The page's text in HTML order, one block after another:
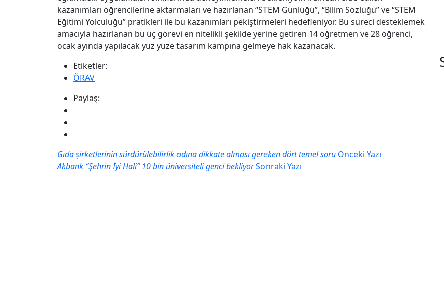
kazanımları öğrencilerine aktarmaları ve hazırlanan “STEM Günlüğü”, “Bilim Sözlüğü” ve “STEM
Eğitimi Yolculuğu” pratikleri ile bu kazanımları pekiştirmeleri hedefleniyor. Bu süreci desteklemek
amacıyla hazırlanan bu üç görevi en nitelikli şekilde yerine getiren 14 öğretmen ve 28 öğrenci,
ocak ayında yapılacak yüz yüze tasarım kampına gelmeye hak kazanacak.
Etiketler:
ÖRAV
Paylaş:
Gıda şirketlerinin sürdürülebilirlik adına dikkate alması gereken dört temel soru Önceki Yazı
Akbank “Şehrin İyi Hali” 10 bin üniversiteli genci bekliyorSonraki Yazı